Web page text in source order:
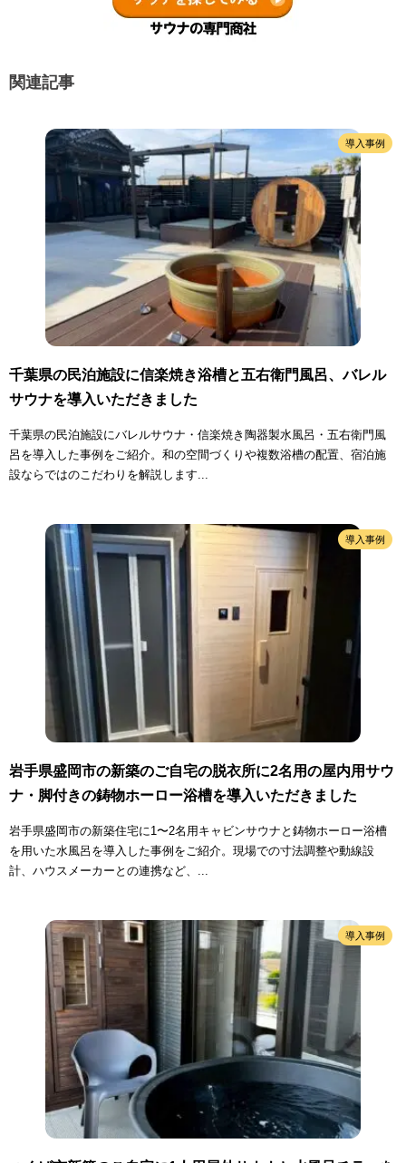
関連記事
導入事例
千葉県の民泊施設に信楽焼き浴槽と五右衛門風呂、バレル
サウナを導入いただきました
千葉県の民泊施設にバレルサウナ・信楽焼き陶器製水風呂・五右衛門風
呂を導入した事例をご紹介。和の空間づくりや複数浴槽の配置、宿泊施
設ならではのこだわりを解説します...
導入事例
岩手県盛岡市の新築のご自宅の脱衣所に2名用の屋内用サウ
ナ・脚付きの鋳物ホーロー浴槽を導入いただきました
岩手県盛岡市の新築住宅に1〜2名用キャビンサウナと鋳物ホーロー浴槽
を用いた水風呂を導入した事例をご紹介。現場での寸法調整や動線設
計、ハウスメーカーとの連携など、...
導入事例